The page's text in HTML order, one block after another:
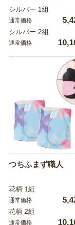
シルバー 1組
通常価格
シルバー 2組
通常価格
つちふまず職人
花柄 1組
通常価格
花柄 2組
通常価格